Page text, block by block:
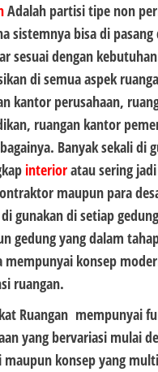
Adalah partisi tipe non
sistemnya bisa di pasang
sesuai dengan
di semua aspek
kantor perusahaan,
ruangan kantor
Banyak sekali di
interioratau sering
maupun para
gunakan di setiap
gedung yang dalam
mempunyai konsep
ruangan.
Ruangan mempunyai
yang bervariasi mulai
maupun konsep yang